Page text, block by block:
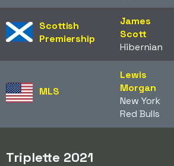
Scottish
Premiership
James
Scott
Hibernian
MLS
Lewis
Morgan
New York
Red Bulls
Triplette 2021